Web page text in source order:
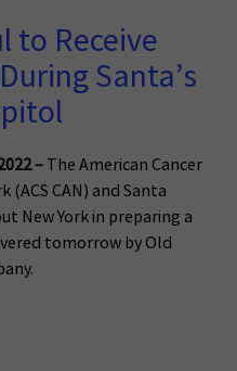
to Receive
Santa’s
– The American Cancer
(ACS CAN) and Santa
New York in preparing a
tomorrow by Old